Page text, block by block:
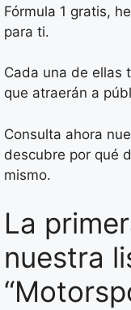
Fórmula 1 gratis,
para ti.
Cada una de ellas
que atraerán a
Consulta ahora
descubre por qué
mismo.
La
nuestra